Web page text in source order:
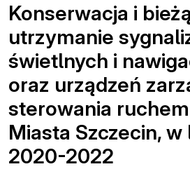
Konserwacja i
utrzymanie
świetlnych i
oraz urządzeń
sterowania
Miasta Szczecin, w
2020-2022